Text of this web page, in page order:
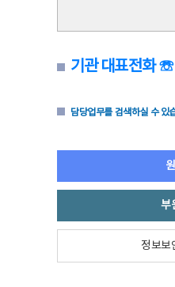
기관 대표전화
담당업무를 검색하실 수 있
부
정보보